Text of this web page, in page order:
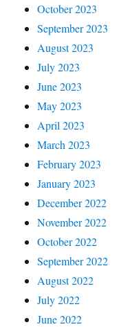
October 2023
September 2023
August 2023
July 2023
June 2023
May 2023
April 2023
March 2023
February 2023
January 2023
December 2022
November 2022
October 2022
September 2022
August 2022
July 2022
June 2022